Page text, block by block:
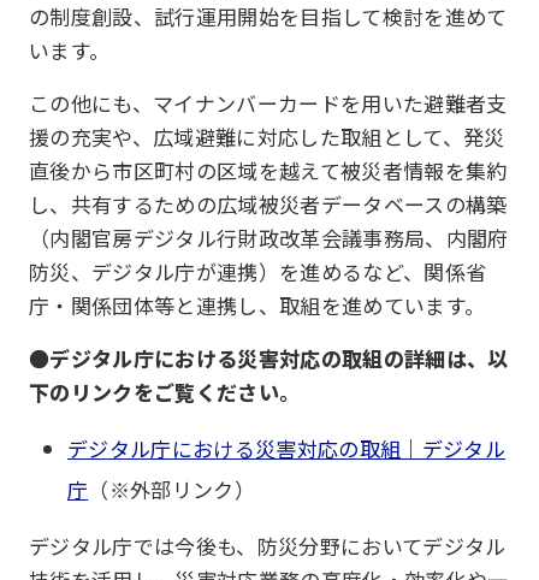
の制度創設、試行運用開始を目指して検討を進めて
います。
この他にも、マイナンバーカードを用いた避難者支
援の充実や、広域避難に対応した取組として、発災
直後から市区町村の区域を越えて被災者情報を集約
し、共有するための広域被災者データベースの構築
（内閣官房デジタル行財政改革会議事務局、内閣府
防災、デジタル庁が連携）を進めるなど、関係省
庁・関係団体等と連携し、取組を進めています。
●デジタル庁における災害対応の取組の詳細は、以
下のリンクをご覧ください。
デジタル庁における災害対応の取組｜デジタル
庁 （※外部リンク）
デジタル庁では今後も、防災分野においてデジタル